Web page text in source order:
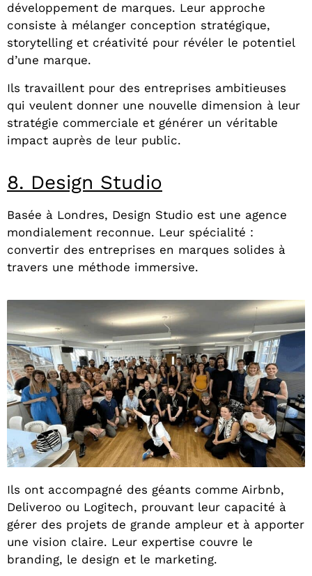
développement de marques. Leur approche
consiste à mélanger conception stratégique,
storytelling et créativité pour révéler le potentiel
d’une marque.
Ils travaillent pour des entreprises ambitieuses
qui veulent donner une nouvelle dimension à leur
stratégie commerciale et générer un véritable
impact auprès de leur public.
8. Design Studio
Basée à Londres, Design Studio est une agence
mondialement reconnue. Leur spécialité :
convertir des entreprises en marques solides à
travers une méthode immersive.
Ils ont accompagné des géants comme Airbnb,
Deliveroo ou Logitech, prouvant leur capacité à
gérer des projets de grande ampleur et à apporter
une vision claire. Leur expertise couvre le
branding, le design et le marketing.